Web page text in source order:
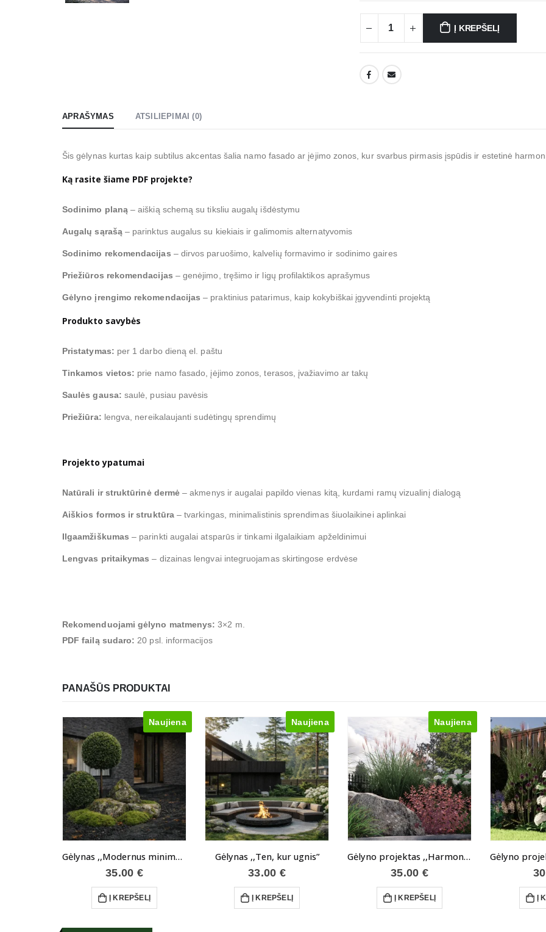
Į KREPŠELĮ
APRAŠYMAS ATSILIEPIMAI (0)
Šis gėlynas kurtas kaip subtilus akcentas šalia namo fasado ar įėjimo zonos, kur svarbus pirmasis įspūdis ir estetinė
Ką rasite šiame PDF projekte?
Sodinimo planą– aiškią schemą su tiksliu augalų išdėstymu
Augalų sąrašą– parinktus augalus su kiekiais ir galimomis alternatyvomis
Sodinimo rekomendacijas – dirvos paruošimo, kalvelių formavimo ir sodinimo gaires
Priežiūros rekomendacijas – genėjimo, tręšimo ir ligų profilaktikos aprašymus
Gėlyno įrengimo rekomendacijas – praktinius patarimus, kaip kokybiškai įgyvendinti projektą
Produkto savybės
Pristatymas: per 1 darbo dieną el. paštu
Tinkamos vietos: prie namo fasado, įėjimo zonos, terasos, įvažiavimo ar takų
Saulės gausa: saulė, pusiau pavėsis
Priežiūra: lengva, nereikalaujanti sudėtingų sprendimų
Projekto ypatumai
Natūrali ir struktūrinė dermė – akmenys ir augalai papildo vienas kitą, kurdami ramų vizualinį dialogą
Aiškios formos ir struktūra– tvarkingas, minimalistinis sprendimas šiuolaikinei aplinkai
Ilgaamžiškumas – parinkti augalai atsparūs ir tinkami ilgalaikiam apželdinimui
Lengvas pritaikymas – dizainas lengvai integruojamas skirtingose erdvėse
Rekomenduojami gėlyno matmenys:3×2 m.
PDF failą sudaro: 20 psl. informacijos
PANAŠŪS PRODUKTAI
Naujiena
Gėlynas ,,Modernus minimalizmas”
35.00 €
Į KREPŠELĮ
Naujiena
Gėlynas ,,Ten, kur ugnis”
33.00 €
Į KREPŠELĮ
Naujiena
Gėlyno projektas ,,Harmonija”
35.00 €
Į KREPŠELĮ Į